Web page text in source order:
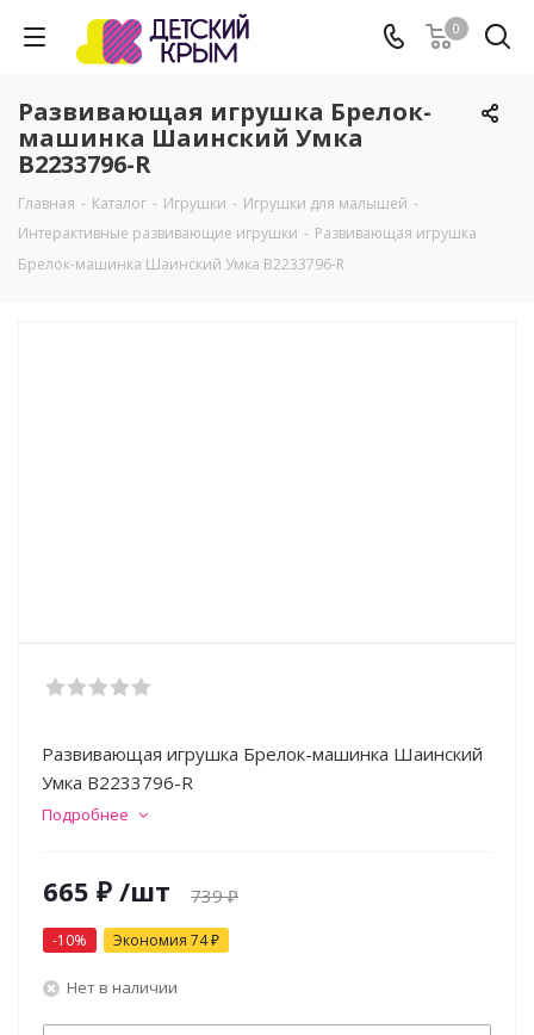
0
Развивающая игрушка Брелок-
машинка Шаинский Умка
B2233796-R
Главная - Каталог - Игрушки - Игрушки для малышей -
Интерактивные развивающие игрушки - Развивающая игрушка
Брелок-машинка Шаинский Умка B2233796-R
Развивающая игрушка Брелок-машинка Шаинский
Умка B2233796-R
Подробнее
665 ₽ /шт 739₽
-10% Экономия 74₽
Нет в наличии